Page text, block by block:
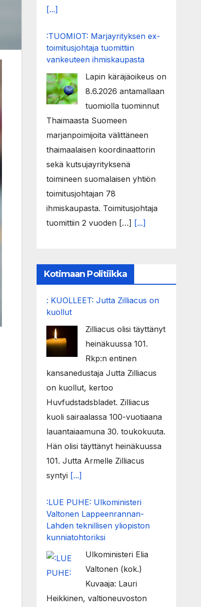
[...]
:TUOMIOT: Marjayrityksen ex-
toimitusjohtaja tuomittiin
vankeuteen ihmiskaupasta
Lapin käräjäoikeus on
8.6.2026 antamallaan
tuomiolla tuominnut
Thaimaasta Suomeen
marjanpoimijoita välittäneen
thaimaalaisen koordinaattorin
sekä kutsujayrityksenä
toimineen suomalaisen yhtiön
toimitusjohtajan 78
ihmiskaupasta. Toimitusjohtaja
tuomittiin 2 vuoden […] [...]
Kotimaan Politiikka
: KUOLLEET: Jutta Zilliacus on
kuollut
Zilliacus olisi täyttänyt
heinäkuussa 101.
Rkp:n entinen
kansanedustaja Jutta Zilliacus
on kuollut, kertoo
Huvfudstadsbladet. Zilliacus
kuoli sairaalassa 100-vuotiaana
lauantaiaamuna 30. toukokuuta.
Hän olisi täyttänyt heinäkuussa
101. Jutta Armelle Zilliacus
syntyi [...]
:LUE PUHE: Ulkoministeri
Valtonen Lappeenrannan-
Lahden teknillisen yliopiston
kunniatohtoriksi
Ulkoministeri Elia
Valtonen (kok.)
Kuvaaja: Lauri
Heikkinen, valtioneuvoston